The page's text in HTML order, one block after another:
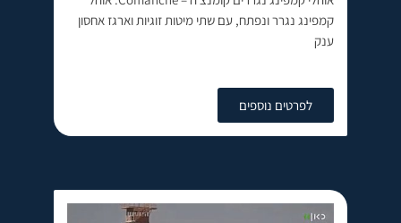
קמפינג נגרר ונפתח, עם שתי מיטות זוגיות וארגז אחסון
ענק
לפרטים נוספים